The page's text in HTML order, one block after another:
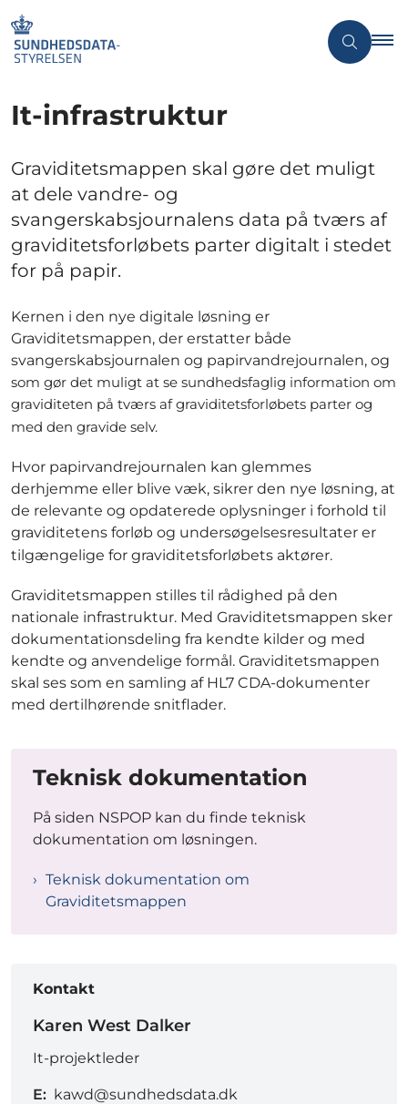
It-infrastruktur
Graviditetsmappen skal gøre det muligt
at dele vandre- og
svangerskabsjournalens data på tværs af
graviditetsforløbets parter digitalt i stedet
for på papir.
Kernen i den nye digitale løsning er
Graviditetsmappen, der erstatter både
svangerskabsjournalen og papirvandrejournalen, og
som gør det muligt at se sundhedsfaglig information om
graviditeten på tværs af graviditetsforløbets parter og
med den gravide selv.
Hvor papirvandrejournalen kan glemmes
derhjemme eller blive væk, sikrer den nye løsning, at
de relevante og opdaterede oplysninger i forhold til
graviditetens forløb og undersøgelsesresultater er
tilgængelige for graviditetsforløbets aktører.
Graviditetsmappen stilles til rådighed på den
nationale infrastruktur. Med Graviditetsmappen sker
dokumentationsdeling fra kendte kilder og med
kendte og anvendelige formål. Graviditetsmappen
skal ses som en samling af HL7 CDA-dokumenter
med dertilhørende snitflader.
Teknisk dokumentation
På siden NSPOP kan du finde teknisk
dokumentation om løsningen.
Teknisk dokumentation om
Graviditetsmappen
Kontakt
Karen West Dalker
It-projektleder
E: kawd@sundhedsdata.dk